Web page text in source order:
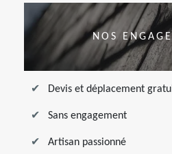
NOS
Devis et déplacement
Sans engagement
Artisan passionné